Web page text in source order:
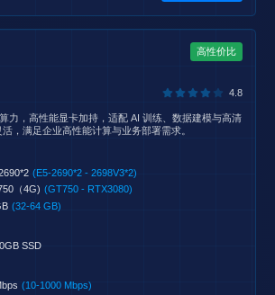
高性价比
4.8
力，高性能显卡加持，适配 AI 训练、数据建模与高清
，满足企业高性能计算与业务部署需求。
(E5-2690*2 - 2698V3*2)
（4G) (GT750 - RTX3080)
(32-64 GB)
SSD
(10-1000 Mbps)